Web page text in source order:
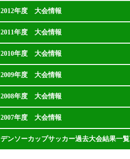
2012年度 大会情報
2011年度 大会情報
2010年度 大会情報
2009年度 大会情報
2008年度 大会情報
2007年度 大会情報
デンソーカップサッカー過去大会結果一覧